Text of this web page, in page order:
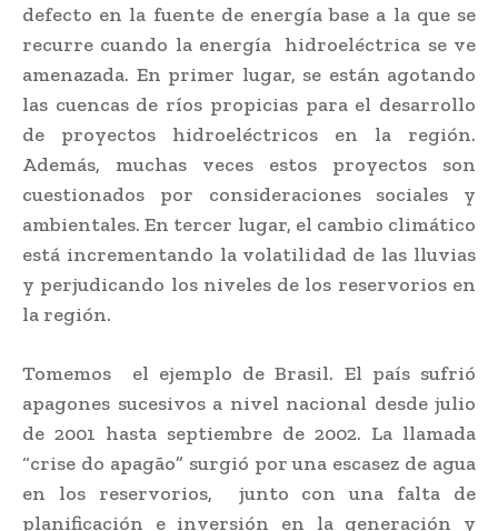
defecto en la fuente de energía base a la que se
recurre cuando la energía hidroeléctrica se ve
amenazada. En primer lugar, se están agotando
las cuencas de ríos propicias para el desarrollo
de proyectos hidroeléctricos en la región.
Además, muchas veces estos proyectos son
cuestionados por consideraciones sociales y
ambientales. En tercer lugar, el cambio climático
está incrementando la volatilidad de las lluvias
y perjudicando los niveles de los reservorios en
la región.
Tomemos el ejemplo de Brasil. El país sufrió
apagones sucesivos a nivel nacional desde julio
de 2001 hasta septiembre de 2002. La llamada
“crise do apagão” surgió por una escasez de agua
en los reservorios, junto con una falta de
planificación e inversión en la generación y